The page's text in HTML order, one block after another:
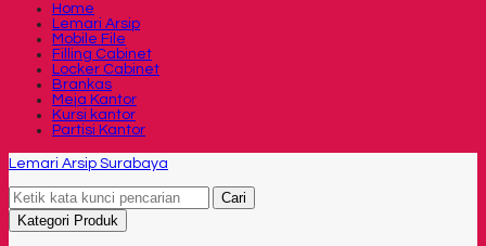
Home
Lemari Arsip
Mobile File
Filling Cabinet
Locker Cabinet
Brankas
Meja Kantor
Kursi kantor
Partisi Kantor
Lemari Arsip Surabaya
Cari
Kategori Produk